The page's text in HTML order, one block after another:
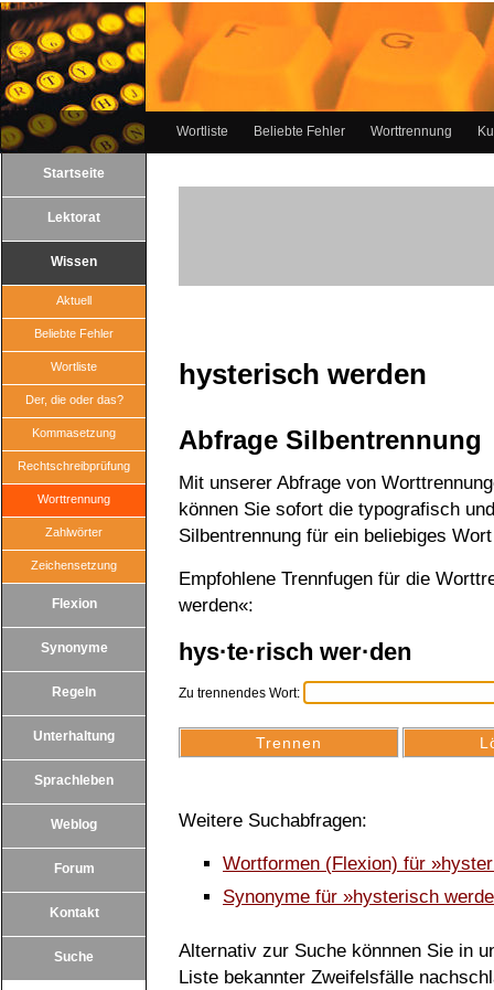
Wortliste Beliebte Fehler Worttrennung
Startseite
Lektorat
Wissen
Aktuell
Beliebte Fehler
Wortliste
Der, die oder das?
Kommasetzung
Rechtschreibprüfung
Worttrennung
Zahlwörter
Zeichensetzung
Flexion
Synonyme
Regeln
Unterhaltung
Sprachleben
Weblog
Forum
Kontakt
Suche
hysterisch werden
Abfrage Silbentrennung
Mit unserer Abfrage von
können Sie sofort die typografisch
Silbentrennung für ein beliebiges
Empfohlene Trennfugen für die
werden«:
hys·te·risch wer·den
Zu trennendes Wort:
Weitere Suchabfragen:
Wortformen (Flexion) für
Synonyme für »hysterisch
Alternativ zur Suche könnnen Sie in
Liste bekannter Zweifelsfälle